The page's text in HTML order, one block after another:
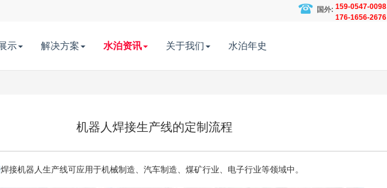
国外: 159-0547-0098
176-1656-2676
示 解决方案 水泊资讯 关于我们 水泊年史
机器人焊接生产线的定制流程
焊接机器人生产线可应用于机械制造、汽车制造、煤矿行业、电子行业等领域中。